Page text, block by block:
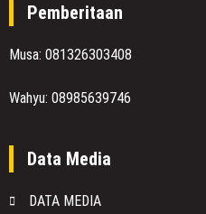
Pemberitaan
Musa: 081326303408
Wahyu: 08985639746
Data Media
DATA MEDIA